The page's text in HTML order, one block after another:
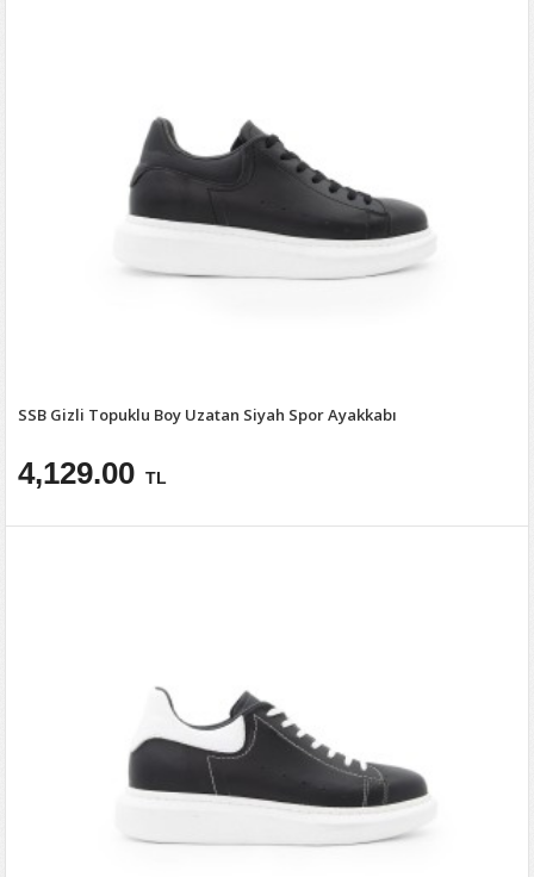
SSB Gizli Topuklu Boy Uzatan Siyah Spor Ayakkabı
4,129.00 TL